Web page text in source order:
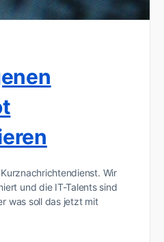
Wir
und die IT-Talents sind
was soll das jetzt mit